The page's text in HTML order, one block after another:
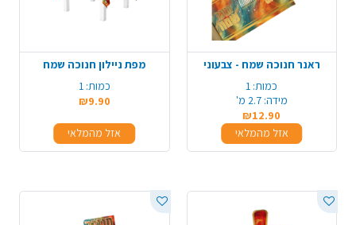
ראנר חנוכה שמח - צבעוני
כמות: 1
מידה: 2.7 מ'
₪12.90
אזל מהמלאי
מפת ניילון חנוכה שמח
כמות: 1
₪9.90
אזל מהמלאי